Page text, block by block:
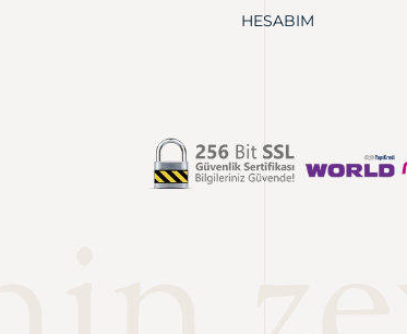
HESABIM